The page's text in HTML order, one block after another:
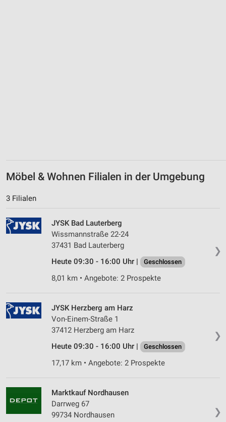
Möbel & Wohnen Filialen in der Umgebung
3 Filialen
❯
JYSK Bad Lauterberg
Wissmannstraße 22-24
37431 Bad Lauterberg
Heute 09:30 - 16:00 Uhr |
Geschlossen
8,01 km • Angebote: 2 Prospekte
❯
JYSK Herzberg am Harz
Von-Einem-Straße 1
37412 Herzberg am Harz
Heute 09:30 - 16:00 Uhr |
Geschlossen
17,17 km • Angebote: 2 Prospekte
❯
Marktkauf Nordhausen
Darrweg 67
99734 Nordhausen
Inhalten
IAB-Besonderheiten:
Verwendung genauer Standortdaten
Geräte anhand von aktiv angeforderten
Informationen identifizieren
Notwendig
Performance